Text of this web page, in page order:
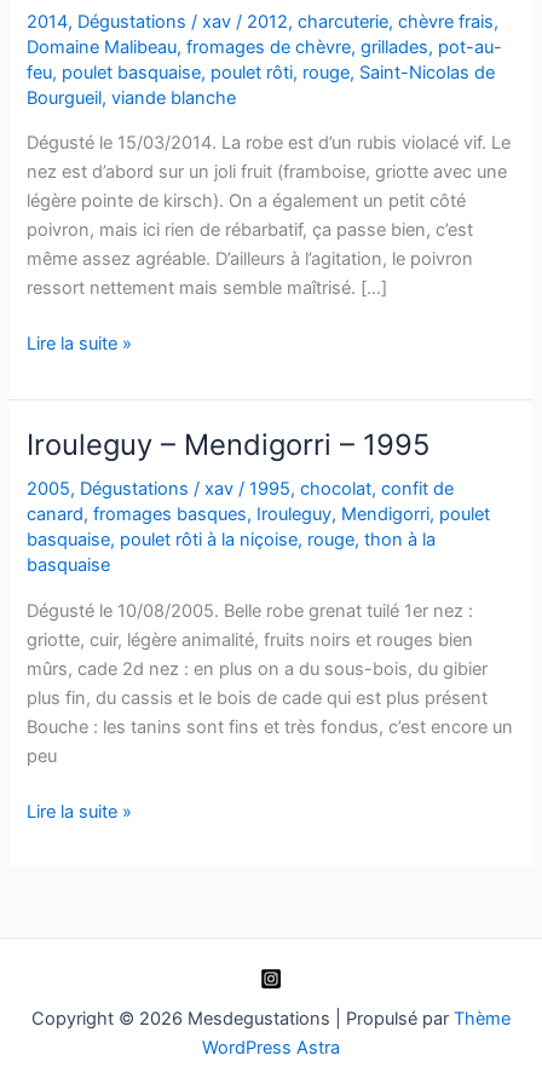
2014, Dégustations /xav/ 2012,charcuterie,chèvre frais,
Domaine Malibeau,fromages de chèvre,grillades, pot-au-
feu, poulet basquaise, poulet rôti, rouge, Saint-Nicolas de
Bourgueil,viande blanche
Dégusté le 15/03/2014. La robe est d’un rubis violacé vif. Le
nez est d’abord sur un joli fruit (framboise, griotte avec une
légère pointe de kirsch). On a également un petit côté
poivron, mais ici rien de rébarbatif, ça passe bien, c’est
même assez agréable. D’ailleurs à l’agitation, le poivron
ressort nettement mais semble maîtrisé. […]
Saint
de
Bourgueil
–
Cuvée
Domaine
–
L,
G
&
W
Malibeau
–
2012
Lire la suite »
Irouleguy – Mendigorri – 1995
2005, Dégustations /xav/1995,chocolat,confit de
canard,fromages basques, Irouleguy, Mendigorri, poulet
basquaise, poulet rôti à la niçoise, rouge,thon à la
basquaise
Dégusté le 10/08/2005. Belle robe grenat tuilé 1er nez :
griotte, cuir, légère animalité, fruits noirs et rouges bien
mûrs, cade 2d nez : en plus on a du sous-bois, du gibier
plus fin, du cassis et le bois de cade qui est plus présent
Bouche : les tanins sont fins et très fondus, c’est encore un
peu
Irouleguy
Lire la suite »
Copyright © 2026 Mesdegustations | Propulsé par Thème
WordPress Astra